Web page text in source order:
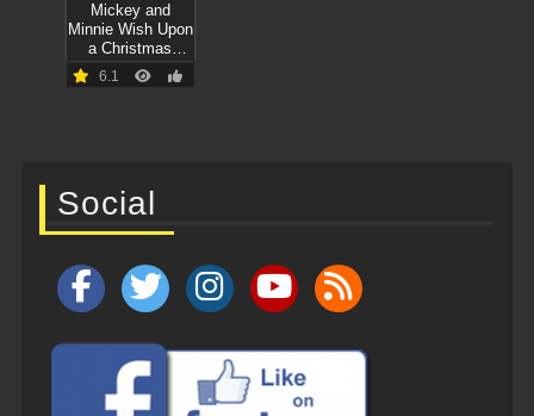
Mickey and
Minnie Wish Upon
a Christmas
(2021)
6.1
Social